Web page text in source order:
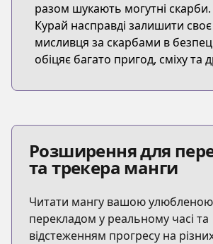
разом шукають могутні
Курай насправді залишити
мисливця за скарбами в
обіцяє багато пригод, сміху та
Розширення для
та трекера манги
Читати мангу вашою
перекладом у реальному часі та
відстеженням прогресу на